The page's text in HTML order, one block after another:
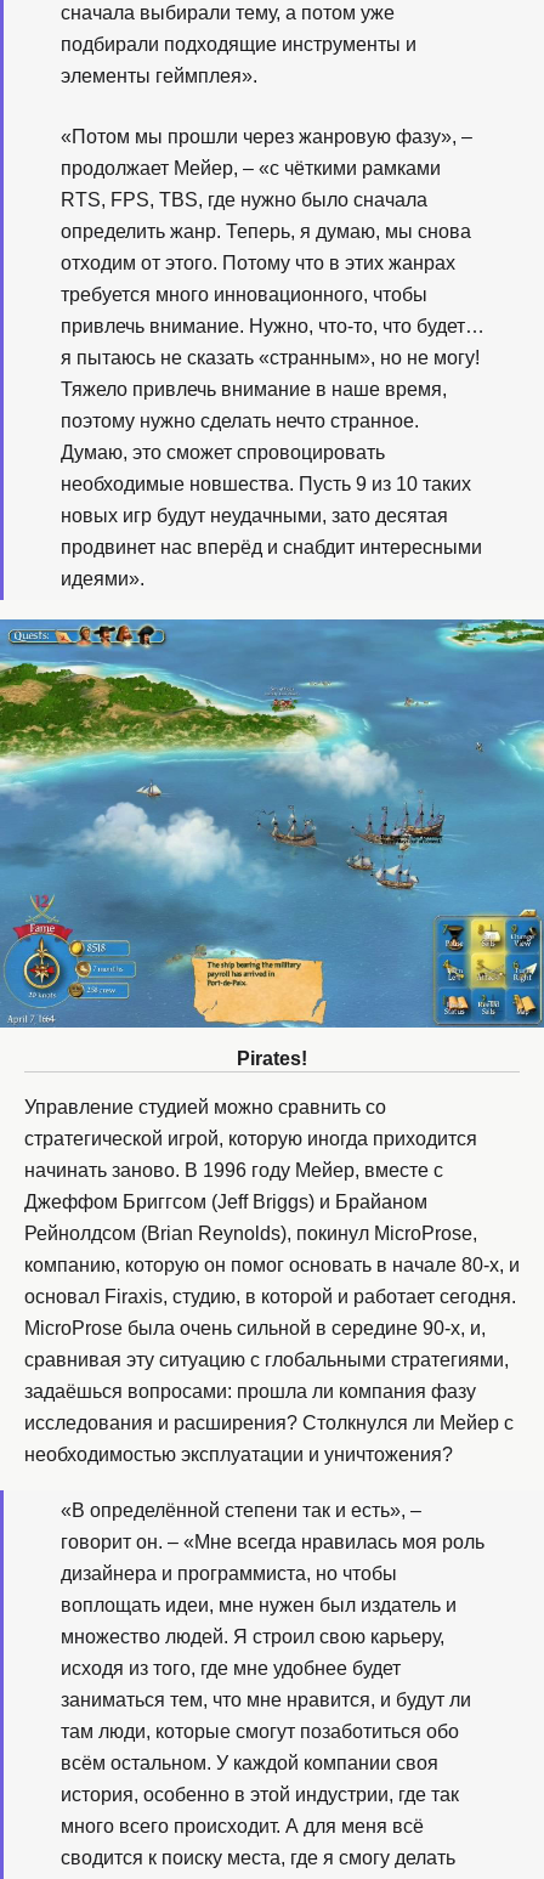
сначала выбирали тему, а потом уже
подбирали подходящие инструменты и
элементы геймплея».
«Потом мы прошли через жанровую фазу», –
продолжает Мейер, – «с чёткими рамками
RTS, FPS, TBS, где нужно было сначала
определить жанр. Теперь, я думаю, мы снова
отходим от этого. Потому что в этих жанрах
требуется много инновационного, чтобы
привлечь внимание. Нужно, что-то, что будет…
я пытаюсь не сказать «странным», но не могу!
Тяжело привлечь внимание в наше время,
поэтому нужно сделать нечто странное.
Думаю, это сможет спровоцировать
необходимые новшества. Пусть 9 из 10 таких
новых игр будут неудачными, зато десятая
продвинет нас вперёд и снабдит интересными
идеями».
Pirates!
Управление студией можно сравнить со
стратегической игрой, которую иногда приходится
начинать заново. В 1996 году Мейер, вместе с
Джеффом Бриггсом (Jeff Briggs) и Брайаном
Рейнолдсом (Brian Reynolds), покинул MicroProse,
компанию, которую он помог основать в начале 80-х, и
основал Firaxis, студию, в которой и работает сегодня.
MicroProse была очень сильной в середине 90-х, и,
сравнивая эту ситуацию с глобальными стратегиями,
задаёшься вопросами: прошла ли компания фазу
исследования и расширения? Столкнулся ли Мейер с
необходимостью эксплуатации и уничтожения?
«В определённой степени так и есть», –
говорит он. – «Мне всегда нравилась моя роль
дизайнера и программиста, но чтобы
воплощать идеи, мне нужен был издатель и
множество людей. Я строил свою карьеру,
исходя из того, где мне удобнее будет
заниматься тем, что мне нравится, и будут ли
там люди, которые смогут позаботиться обо
всём остальном. У каждой компании своя
история, особенно в этой индустрии, где так
много всего происходит. А для меня всё
сводится к поиску места, где я смогу делать